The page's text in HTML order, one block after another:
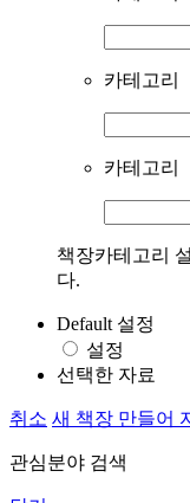
카테고리
카테고리
책장카테고리
다.
Default 설정
설정
선택한 자료
취소 새 책장 만들어
관심분야 검색